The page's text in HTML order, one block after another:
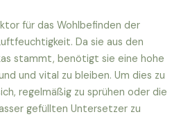
für das Wohlbefinden der
Da sie aus den
stammt, benötigt sie eine hohe
und vital zu bleiben. Um dies zu
regelmäßig zu sprühen oder die
gefüllten Untersetzer zu